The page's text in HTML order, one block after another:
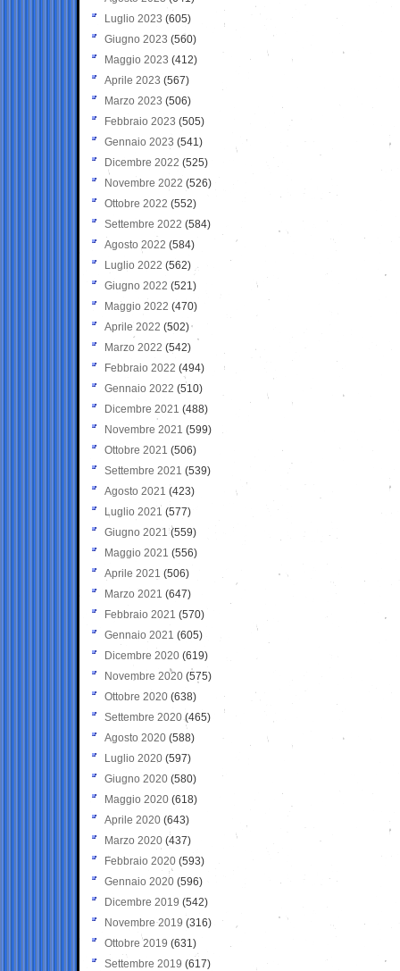
Luglio 2023 (605)
Giugno 2023 (560)
Maggio 2023 (412)
Aprile 2023 (567)
Marzo 2023 (506)
Febbraio 2023 (505)
Gennaio 2023 (541)
Dicembre 2022 (525)
Novembre 2022 (526)
Ottobre 2022 (552)
Settembre 2022 (584)
Agosto 2022 (584)
Luglio 2022 (562)
Giugno 2022 (521)
Maggio 2022 (470)
Aprile 2022 (502)
Marzo 2022 (542)
Febbraio 2022 (494)
Gennaio 2022 (510)
Dicembre 2021 (488)
Novembre 2021 (599)
Ottobre 2021 (506)
Settembre 2021 (539)
Agosto 2021 (423)
Luglio 2021 (577)
Giugno 2021(559)
Maggio 2021 (556)
Aprile 2021 (506)
Marzo 2021 (647)
Febbraio 2021 (570)
Gennaio 2021 (605)
Dicembre 2020 (619)
Novembre 2020 (575)
Ottobre 2020 (638)
Settembre 2020(465)
Agosto 2020 (588)
Luglio 2020 (597)
Giugno 2020 (580)
Maggio 2020 (618)
Aprile 2020 (643)
Marzo 2020 (437)
Febbraio 2020 (593)
Gennaio 2020 (596)
Dicembre 2019 (542)
Novembre 2019 (316)
Ottobre 2019 (631)
Settembre 2019 (617)